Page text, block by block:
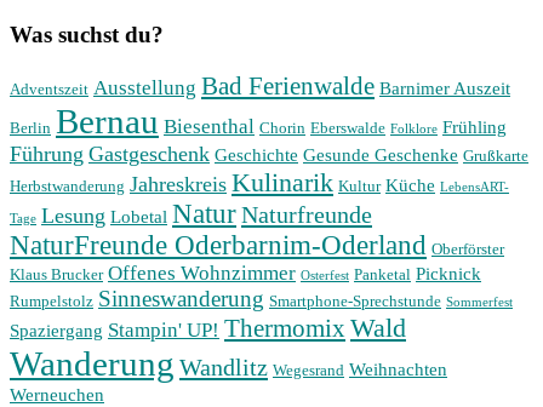
Was suchst du?
Adventszeit Ausstellung Bad Ferienwalde Barnimer Auszeit
Berlin Bernau Biesenthal Chorin Eberswalde Folklore Frühling
Führung Gastgeschenk Geschichte Gesunde Geschenke Grußkarte
Herbstwanderung Jahreskreis Kulinarik Kultur Küche LebensART-
Tage Lesung Lobetal NaturNaturfreunde
NaturFreunde Oderbarnim-Oderland Oberförster
Klaus Brucker Offenes Wohnzimmer Osterfest Panketal Picknick
Rumpelstolz Sinneswanderung Smartphone-Sprechstunde Sommerfest
Spaziergang Stampin' UP! ThermomixWald
Wanderung Wandlitz Wegesrand Weihnachten
Werneuchen